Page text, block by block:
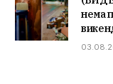
нема